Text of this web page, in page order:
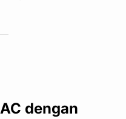
dengan